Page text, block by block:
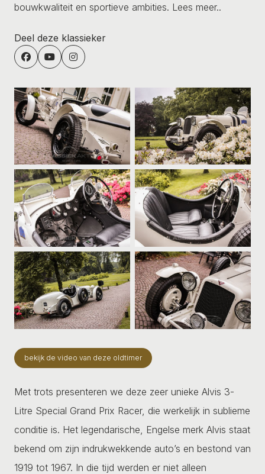
bouwkwaliteit en sportieve ambities. Lees meer..
Deel deze klassieker
bekijk de video van deze oldtimer
Met trots presenteren we deze zeer unieke Alvis 3-
Litre Special Grand Prix Racer, die werkelijk in sublieme
conditie is. Het legendarische, Engelse merk Alvis staat
bekend om zijn indrukwekkende auto’s en bestond van
1919 tot 1967. In die tijd werden er niet alleen